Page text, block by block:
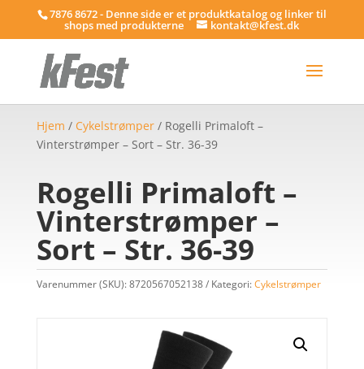
7876 8672 - Denne side er et produktkatalog og linker til
shops med produkterne kontakt@kfest.dk
Hjem / Cykelstrømper/ Rogelli Primaloft –
Vinterstrømper – Sort – Str. 36-39
Rogelli Primaloft –
Vinterstrømper –
Sort – Str. 36-39
Varenummer (SKU):8720567052138 Kategori:Cykelstrømper